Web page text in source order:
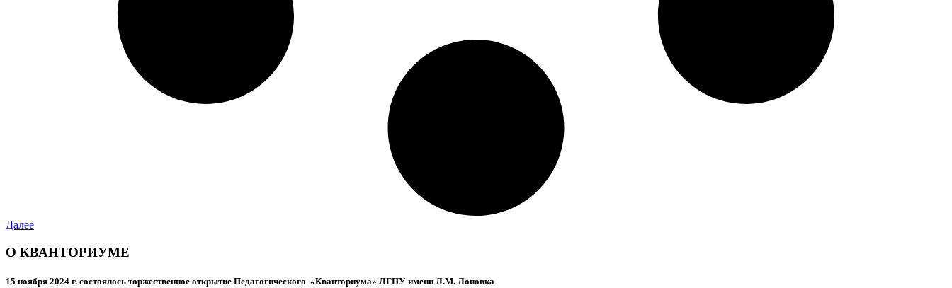
Далее
О КВАНТОРИУМЕ
15 ноября 2024 г. состоялось торжественное открытие Педагогического «Кванториума» ЛГПУ имени Л.М. Лоповка